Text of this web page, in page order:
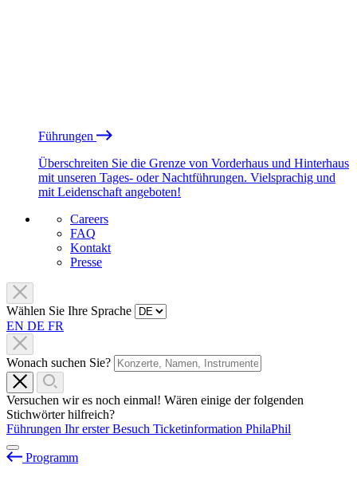
Führungen
Überschreiten Sie die Grenze von Vorderhaus und Hinterhaus
mit unseren Tages- oder Nachtführungen. Vielsprachig und
mit Leidenschaft angeboten!
Careers
FAQ
Kontakt
Presse
Wählen Sie Ihre Sprache
EN DE FR
Wonach suchen Sie?
Versuchen wir es noch einmal! Wären einige der folgenden
Stichwörter hilfreich?
Führungen Ihr erster Besuch Ticketinformation PhilaPhil
Programm